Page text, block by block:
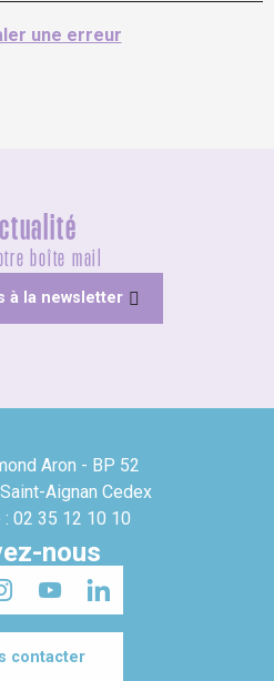
une erreur
boîte mail
à la newsletter
Aron - BP 52
Aignan Cedex
: 02 35 12 10 10
nous
contacter